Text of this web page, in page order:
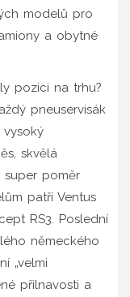
modelů pro
a obytné
pozici na trhu?
pneuservisák
skvělá
poměr
patří Ventus
RS3. Poslední
německého
„velmi
přilnavosti a